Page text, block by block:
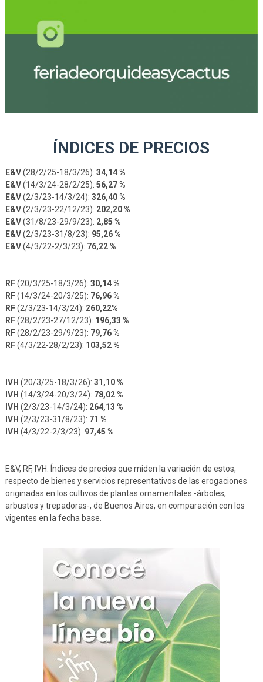
ÍNDICES DE PRECIOS
E&V(28/2/25-18/3/26): 34,14 %
E&V(14/3/24-28/2/25): 56,27 %
E&V(2/3/23-14/3/24): 326,40 %
E&V(2/3/23-22/12/23): 202,20 %
E&V(31/8/23-29/9/23): 2,85 %
E&V(2/3/23-31/8/23): 95,26 %
E&V(4/3/22-2/3/23): 76,22 %
RF(20/3/25-18/3/26): 30,14 %
RF(14/3/24-20/3/25): 76,96 %
RF(2/3/23-14/3/24): 260,22%
RF(28/2/23-27/12/23): 196,33 %
RF(28/2/23-29/9/23): 79,76 %
RF(4/3/22-28/2/23): 103,52 %
IVH (20/3/25-18/3/26): 31,10 %
IVH (14/3/24-20/3/24): 78,02 %
IVH (2/3/23-14/3/24): 264,13 %
IVH (2/3/23-31/8/23): 71 %
IVH (4/3/22-2/3/23): 97,45 %
E&V, RF, IVH: Índices de precios que miden la variación de estos,
respecto de bienes y servicios representativos de las erogaciones
originadas en los cultivos de plantas ornamentales -árboles,
arbustos y trepadoras-, de Buenos Aires, en comparación con los
vigentes en la fecha base.